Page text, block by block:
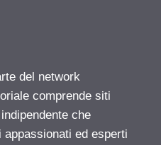
del network
comprende siti
che
ed esperti